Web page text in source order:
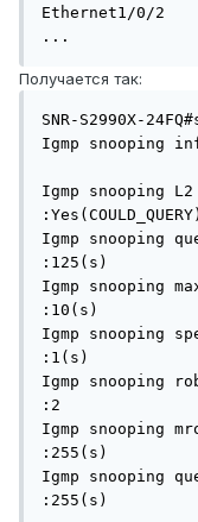
Ethernet1/0/2
...
Получается так:
SNR-S2990X-
Igmp snooping
Igmp snooping
:Yes(COULD_QUERY)
Igmp snooping
:125(s)
Igmp snooping
:10(s)
Igmp snooping
:1(s)
Igmp snooping
:2
Igmp snooping
:255(s)
Igmp snooping
:255(s)